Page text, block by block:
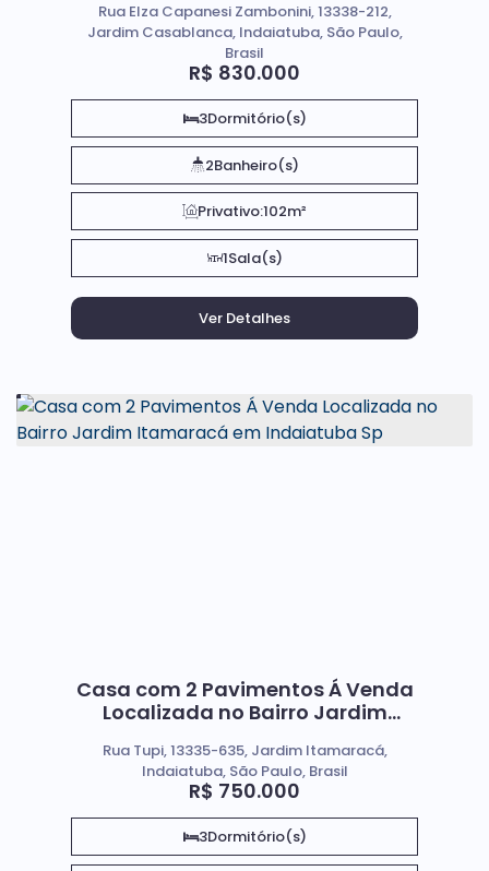
R$ 830.000
Rua Elza Capanesi Zambonini, 13338-212,
Jardim Casablanca, Indaiatuba, São Paulo,
Brasil
3Dormitório(s)
2Banheiro(s)
Privativo:102m²
1Sala(s)
Casa com 2 Pavimentos Á Venda
Localizada no Bairro Jardim
R$ 750.000
Rua Tupi, 13335-635, Jardim Itamaracá,
Indaiatuba, São Paulo, Brasil
3Dormitório(s)